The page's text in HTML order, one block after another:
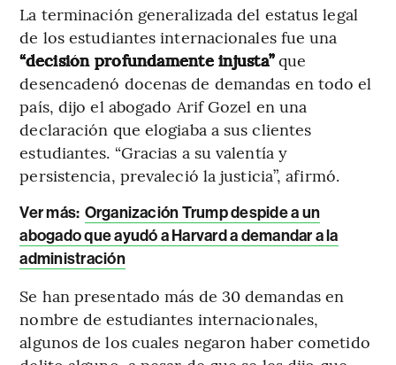
La terminación generalizada del estatus legal
de los estudiantes internacionales fue una
“decisión profundamente injusta”que
desencadenó docenas de demandas en todo el
país, dijo el abogado Arif Gozel en una
declaración que elogiaba a sus clientes
estudiantes. “Gracias a su valentía y
persistencia, prevaleció la justicia”, afirmó.
Ver más: Organización Trump despide a un
abogado que ayudó a Harvard a demandar a la
administración
Se han presentado más de 30 demandas en
nombre de estudiantes internacionales,
algunos de los cuales negaron haber cometido